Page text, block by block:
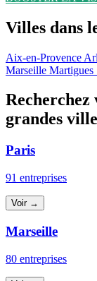
Villes dans
Aix-en-Provence
Marseille Martigues
grandes
Paris
91 entreprises
Voir →
Marseille
80 entreprises